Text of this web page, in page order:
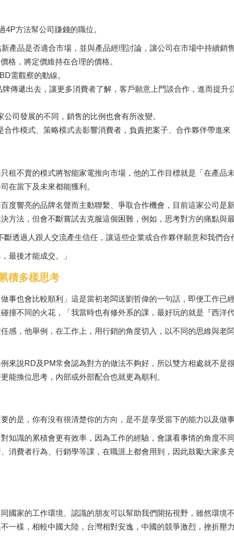
方法幫公司賺錢的職位。
產品是否適合市場，並與產品經理討論，讓公司在市場中持續銷
格，將定價維持在合理的價格。
需觀察的動線。
傳遞出去，讓更多消費者了解，客戶願意上門談合作，進而提升
司發展的不同，銷售的比例也會有所改變。
合作模式、策略模式去影響消費者，負責把案子、合作夥伴帶進來
租不賣的模式將智能家電推向市場，他的工作目標就是「在產品
在當下及未來都能獲利。
度響亮的品牌名聲而主動聯繫、爭取合作機會，目前這家公司是
方法，但會不斷嘗試去克服這個困難，例如，思考對方的痛點與最
透過人跟人交流產生信任，讓這些企業或合作夥伴願意和我們合
最後才能成交。」
積多樣思考
事也會比較順利」這是當初老闆送劉哲偉的一句話，即便工作已
撞不同的火花，「我當時也有修外系的課，最好玩的就是『西洋
感，他舉例，在工作上，用行銷的角度切入，以不同的思維與老
來說RD及PM常會認為對方的做法不夠好，所以雙方相處就不是
能換位思考，內部或外部配合也就更為順利。
的是，你有沒有很清楚你的方向，是不是享受當下的能力以及做
知識的累積會更有效率，因為工作的經驗，會讓看事情的角度不
消費者行為、行銷學等課，在職涯上都會用到，因此鼓勵大家多
國家的工作環境、認識的朋友可以幫助我們開拓視野，雖然環境
一樣，相較中國大陸，台灣相對安逸，中國的競爭激烈，挫折壓